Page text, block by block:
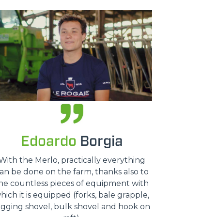
Edoardo Borgia
the Merlo, practically everything
be done on the farm, thanks also to
countless pieces of equipment with
it is equipped (forks, bale grapple,
shovel, bulk shovel and hook on